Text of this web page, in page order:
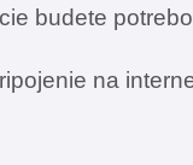
budete
na